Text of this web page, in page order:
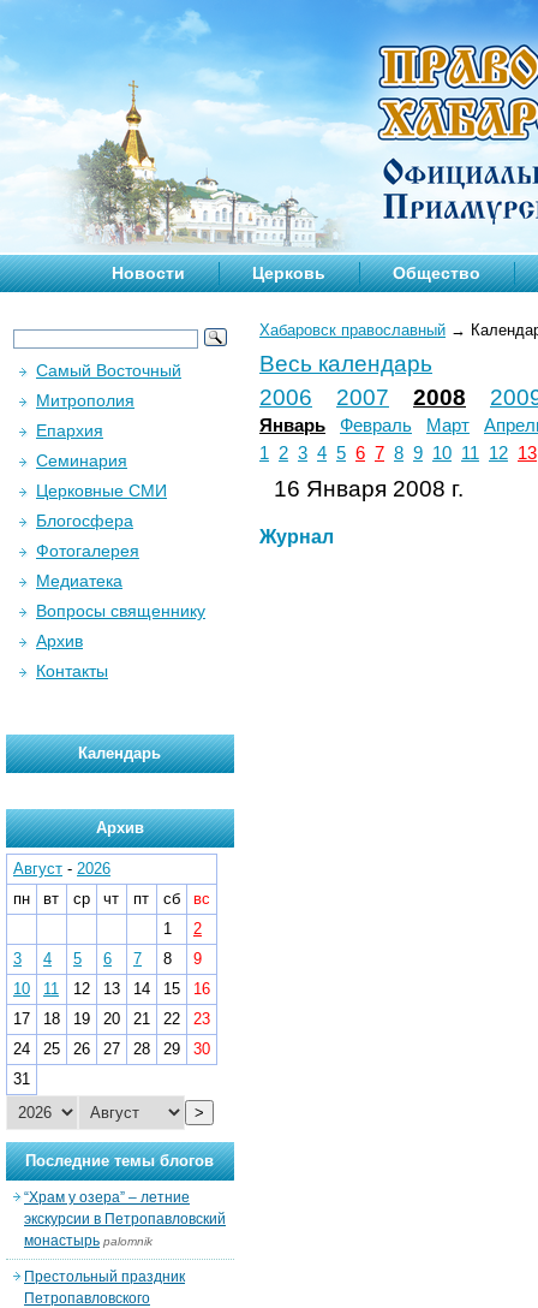
Новости Церковь Общество
Хабаровск православный →
Весь календарь
2006
2007 2008
Январь Февраль Март
1
2 3 4 5 6 7 8 9 10 11 12 13
16 Января 2008 г.
Журнал
Самый Восточный
Митрополия
Епархия
Семинария
Церковные СМИ
Блогосфера
Фотогалерея
Медиатека
Вопросы священнику
Архив
Контакты
Календарь
Архив
Август - 2026
пн
вт ср чт пт сб
вс
1
2
3
4 5 6 7 8
9
10
11 12 13 14 15
16
17
18 19 20 21 22
23
24
25 26 27 28 29
30
31
>
Последние темы блогов
“Храм у озера” – летние
экскурсии в Петропавловский
монастырь palomnik
Престольный праздник
Петропавловского